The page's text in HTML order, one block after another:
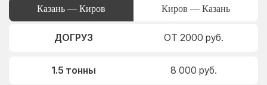
Казань — Киров Киров — Казань
ДОГРУЗ ОТ 2000 руб.
1.5 тонны 8 000 руб.